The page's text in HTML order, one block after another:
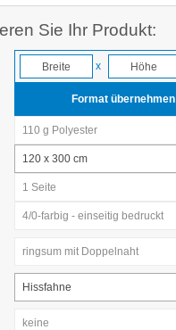
Sie Ihr Produkt:
x
Format übernehmen
110 g Polyester
120 x 300 cm
1 Seite
4/0-farbig - einseitig bedruckt
ringsum mit Doppelnaht
Hissfahne
keine